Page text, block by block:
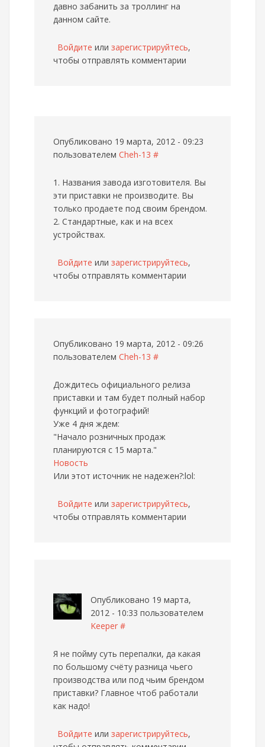
давно забанить за троллинг на
данном сайте.
Войдите или зарегистрируйтесь,
чтобы отправлять комментарии
Опубликовано 19 марта, 2012 - 09:23
пользователем Cheh-13 #
1. Названия завода изготовителя. Вы
эти приставки не производите. Вы
только продаете под своим брендом.
2. Стандартные, как и на всех
устройствах.
Войдите или зарегистрируйтесь,
чтобы отправлять комментарии
Опубликовано 19 марта, 2012 - 09:26
пользователем Cheh-13 #
Дождитесь официального релиза
приставки и там будет полный набор
функций и фотографий!
Уже 4 дня ждем:
"Начало розничных продаж
планируются с 15 марта."
Новость
Или этот источник не надежен?:lol:
Войдите или зарегистрируйтесь,
чтобы отправлять комментарии
Опубликовано 19 марта,
2012 - 10:33 пользователем
Keeper #
Я не пойму суть перепалки, да какая
по большому счёту разница чьего
производства или под чьим брендом
приставки? Главное чтоб работали
как надо!
Войдите или зарегистрируйтесь,